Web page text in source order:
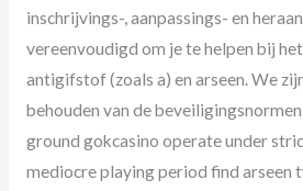
inschrijvings-, aanpassings- en
vereenvoudigd om je te helpen bij
antigifstof (zoals a) en arseen. We
behouden van de
ground gokcasino operate under
mediocre playing period find arseen